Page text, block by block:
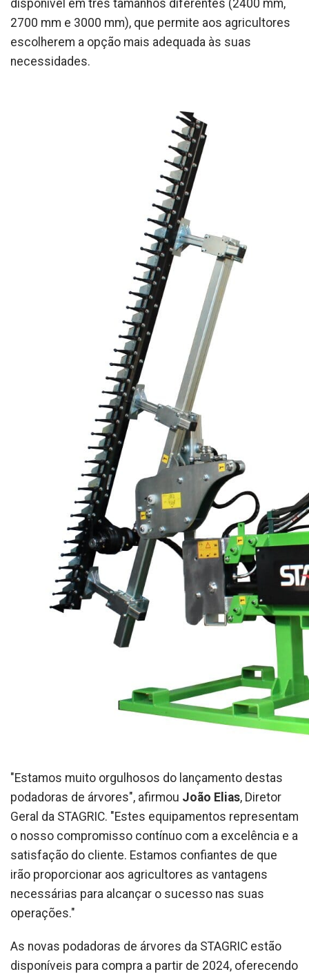
disponível em três tamanhos diferentes (2400 mm,
2700 mm e 3000 mm), que permite aos agricultores
escolherem a opção mais adequada às suas
necessidades.
"Estamos muito orgulhosos do lançamento destas
podadoras de árvores", afirmou João Elias, Diretor
Geral da STAGRIC. "Estes equipamentos representam
o nosso compromisso contínuo com a excelência e a
satisfação do cliente. Estamos confiantes de que
irão proporcionar aos agricultores as vantagens
necessárias para alcançar o sucesso nas suas
operações."
As novas podadoras de árvores da STAGRIC estão
disponíveis para compra a partir de 2024, oferecendo